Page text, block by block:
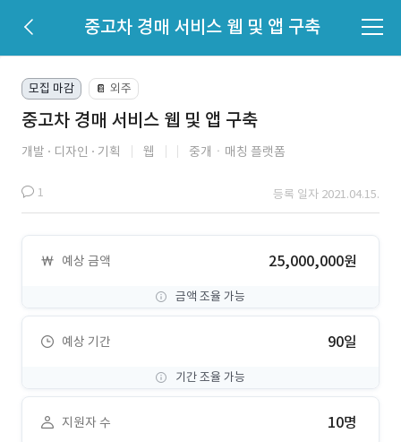
중고차 경매 서비스 웹 및 앱 구축
모집 마감 📔 외주
중고차 경매 서비스 웹 및 앱 구축
개발 디자인 기획 웹 중개ㆍ매칭 플랫폼
1 등록 일자 2021.04.15.
예상 금액 25,000,000원
금액 조율 가능
예상 기간 90일
기간 조율 가능
지원자 수 10명